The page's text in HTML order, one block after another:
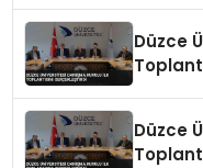
Düzce
Düzce